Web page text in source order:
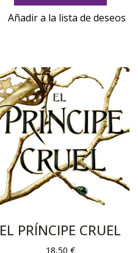
EL PRÍNCIPE CRUEL
18,50 €